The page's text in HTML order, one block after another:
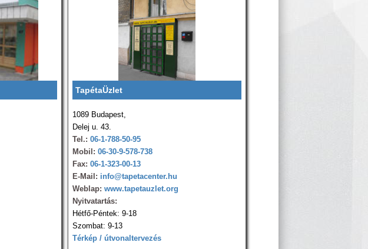
TapétaÜzlet
1089 Budapest,
Delej u. 43.
Tel.: 06-1-788-50-95
Mobil: 06-30-9-578-738
Fax: 06-1-323-00-13
E-Mail: info@tapetacenter.hu
Weblap: www.tapetauzlet.org
Nyitvatartás:
Hétfő-Péntek: 9-18
Szombat: 9-13
Térkép / útvonaltervezés